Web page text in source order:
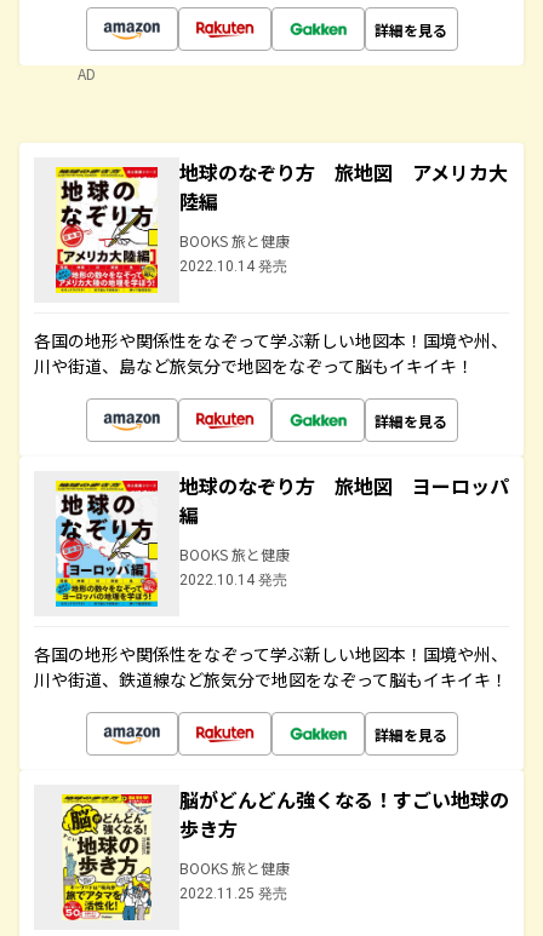
詳細を見る
AD
地球のなぞり方 旅地図 アメリカ大
陸編
BOOKS 旅と健康
2022.10.14 発売
各国の地形や関係性をなぞって学ぶ新しい地図本！国境や州、
川や街道、島など旅気分で地図をなぞって脳もイキイキ！
詳細を見る
地球のなぞり方 旅地図 ヨーロッパ
編
BOOKS 旅と健康
2022.10.14 発売
各国の地形や関係性をなぞって学ぶ新しい地図本！国境や州、
川や街道、鉄道線など旅気分で地図をなぞって脳もイキイキ！
詳細を見る
脳がどんどん強くなる！すごい地球の
歩き方
BOOKS 旅と健康
2022.11.25 発売